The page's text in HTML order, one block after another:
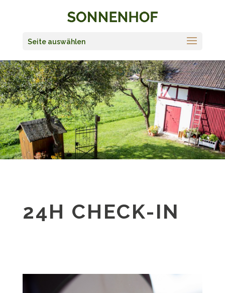
Seite auswählen
24H CHECK-IN